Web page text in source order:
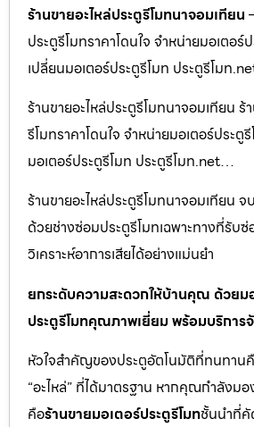
ร้านขายอะไหล่ประตูรีโมทนาจอมเทียน
ประตูรีโมทราคาโดนใจ จำหน่ายมอเตอ
เปลี่ยนมอเตอร์ประตูรีโมท ประตูรีโมท
ร้านขายอะไหล่ประตูรีโมทนาจอมเทียน ร้
รีโมทราคาโดนใจ จำหน่ายมอเตอร์ประ
มอเตอร์ประตูรีโมท ประตูรีโมท.net…
ร้านขายอะไหล่ประตูรีโมทนาจอมเทียน
ด้วยช่างซ่อมประตูรีโมทเฉพาะทางที่รับซ่
วิเคราะห์อาการเสียได้อย่างแม่นยำ
ยกระดับความสะดวกให้บ้านคุณ ด้วยม
ประตูรีโมทคุณภาพเยี่ยม พร้อมบริการ
หัวใจสำคัญของประตูอัตโนมัติที่ทนทานคื
“อะไหล่” ที่ได้มาตรฐาน หากคุณกำลังม
คือร้านขายมอเตอร์ประตูรีโมทชั้นนำที่คั